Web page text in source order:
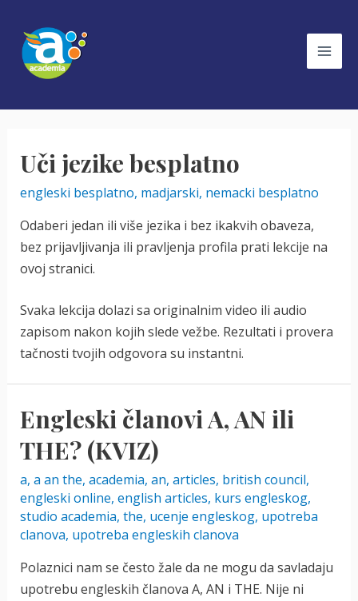
content
Uči jezike besplatno
engleski besplatno, madjarski, nemacki besplatno
Odaberi jedan ili više jezika i bez ikakvih obaveza,
bez prijavljivanja ili pravljenja profila prati lekcije na
ovoj stranici.
Svaka lekcija dolazi sa originalnim video ili audio
zapisom nakon kojih slede vežbe. Rezultati i provera
tačnosti tvojih odgovora su instantni.
Engleski članovi A, AN ili
THE? (KVIZ)
a, a an the, academia, an, articles, british council,
engleski online, english articles, kurs engleskog,
studio academia, the, ucenje engleskog, upotreba
clanova, upotreba engleskih clanova
Polaznici nam se često žale da ne mogu da savladaju
upotrebu engleskih članova A, AN i THE. Nije ni